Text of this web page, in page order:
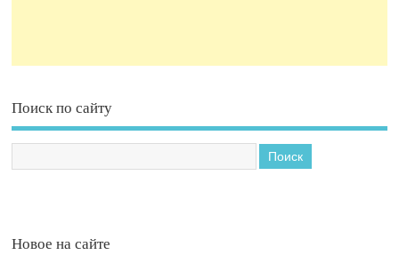
Поиск по сайту
Новое на сайте